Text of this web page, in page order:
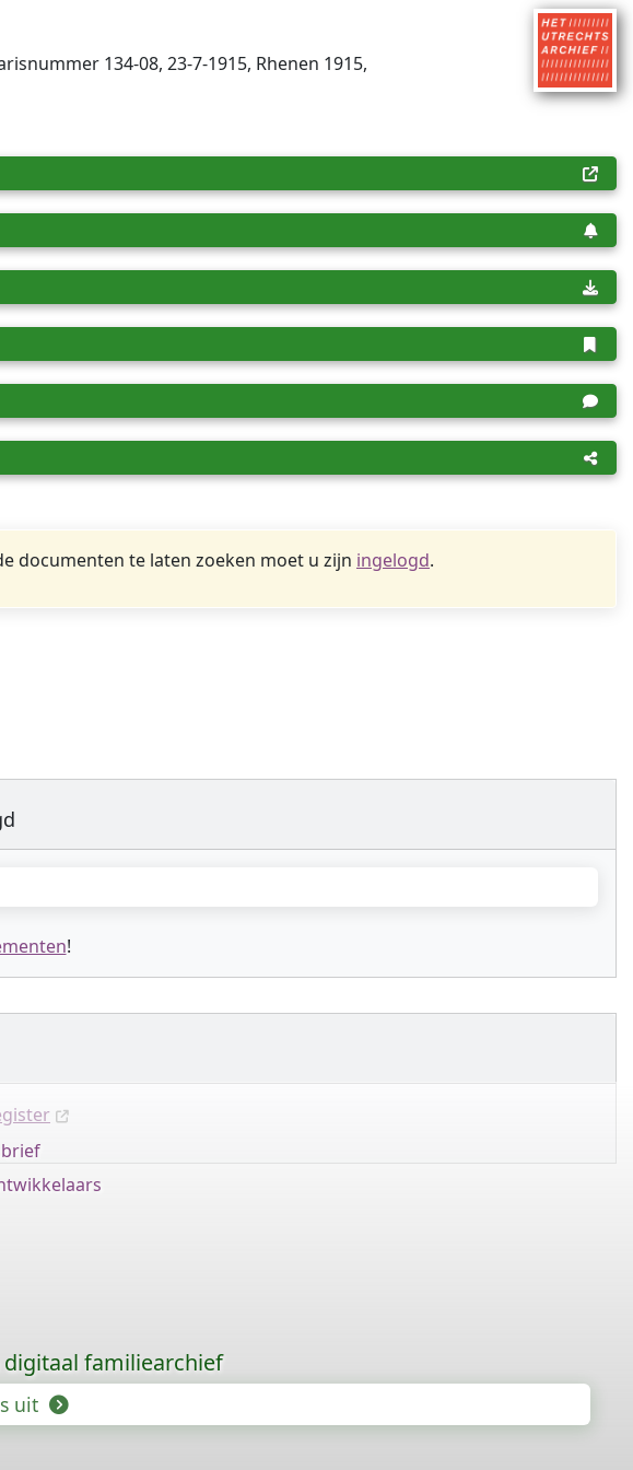
134-08, 23-7-1915, Rhenen 1915,
documenten te laten zoeken moet u zijn ingelogd.
!
familiearchief
uit